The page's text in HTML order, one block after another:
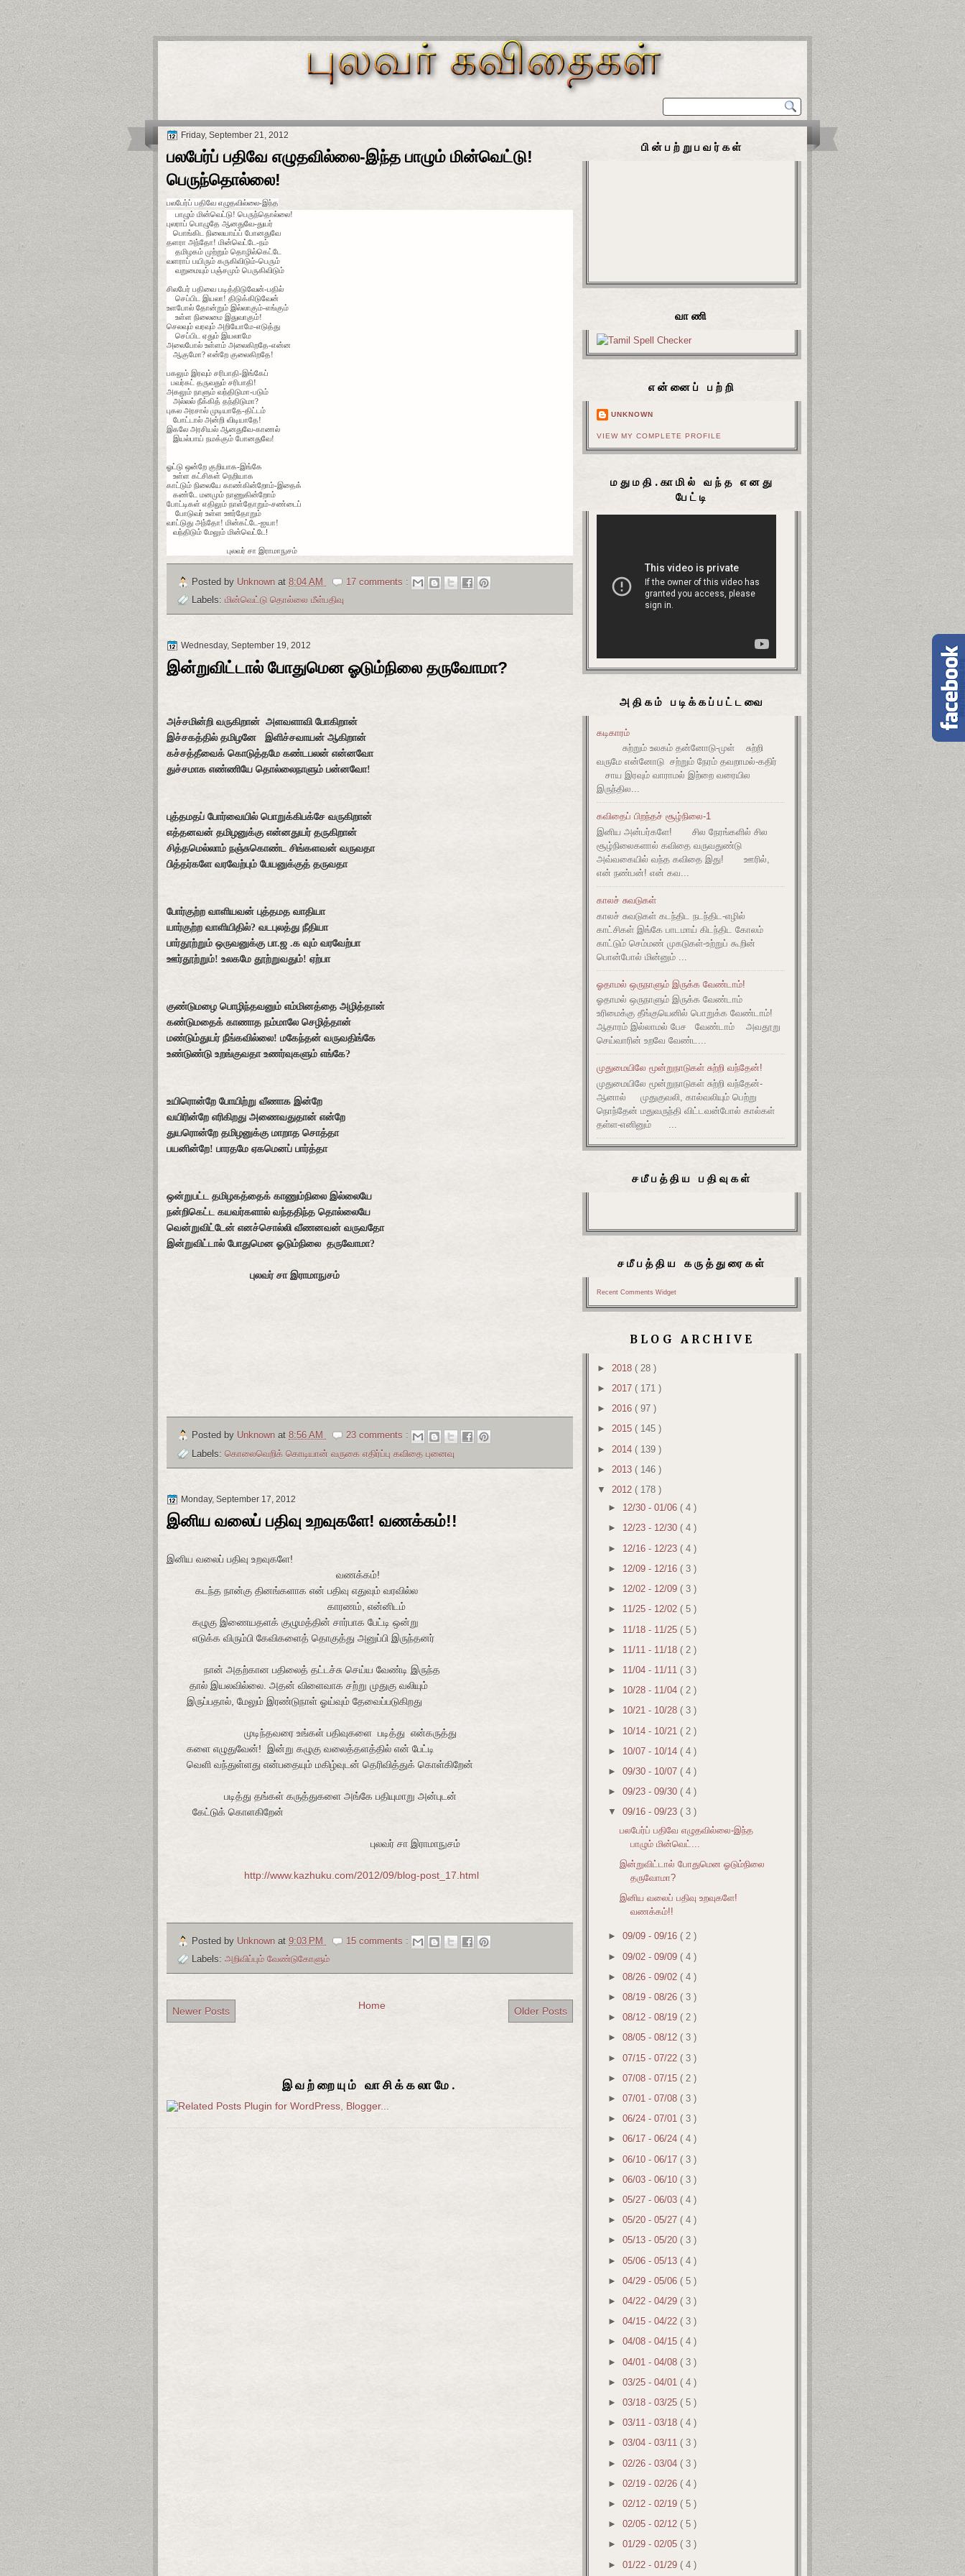
Friday, September 21, 2012
பலபேர்ப் பதிவே எழுதவில்லை-இந்த பாழும் மின்வெட்டு!
பெருந்தொல்லை!
பலபேர்ப் பதிவே எழுதவில்லை-இந்த
பாழும் மின்வெட்டு! பெருந்தொல்லை!
புலராப் பொழுதே ஆனதுவே-துயர்
பொங்கிட நிலையாய்ப் போனதுவே
தளரா அந்தோ! மின்வெட்டே-நம்
தமிழகம் முற்றும் தொழில்கெட்டே
வளராப் பயிரும் கருகிவிடும்-பெரும்
வறுமையும் பஞ்சமும் பெருகிவிடும்
சிலபேர் பதிவை படித்திடுவேன்-பதில்
செப்பிட இயலா! திடுக்கிடுவேன்
உளபோல் தோன்றும் இல்லாகும்-எங்கும்
உள்ள நிலைமை இதுவாகும்!
செலவும் வரவும் அறியோமே-எடுத்து
செப்பிட ஏதும் இயலாமே
அலைபோல் உள்ளம் அலைகிறதே-என்ன
ஆகுமோ? என்றே குலைகிறதே!
பகலும் இரவும் சரிபாதி-இங்கேப்
பவர்கட் தருவதும் சரிபாதி!
அகலும் நாளும் வந்திடுமா-படும்
அல்லல் நீக்கித் தந்திடுமா?
புகல அரசால் முடியாதே-திட்டம்
போட்டால் அன்றி விடியாதே!
இகலே அரசியல் ஆனதுவே-காணல்
இயல்பாய் நமக்கும் போனதுவே!
ஓட்டு ஒன்றே குறியாக-இங்கே
உள்ள கட்சிகள் நெறியாக
காட்டும் நிலையே காண்கின்றோம்-இதைக்
கண்டே மனமும் நாணுகின்றோம்
போட்டிகள் எதிலும் நாள்தோறும்-சண்டைப்
போடுவர் உள்ள ஊர்தோறும்
வாட்டுது அந்தோ! மின்கட்டே-ஐயா!
வந்திடும் மேலும் மின்வெட்டே !
புலவர் சா இராமாநுசம்
Posted by Unknown at 8:04 AM
17 comments :
Labels: மின்வெட்டு தொல்லை மீள்பதிவு
Wednesday, September 19, 2012
இன்றுவிட்டால் போதுமென ஓடும்நிலை தருவோமா?
அச்சமின்றி வருகிறான் அளவளாவி போகிறான்
இச்சகத்தில் தமிழனே இளிச்சவாயன் ஆகிறான்
கச்சத்தீவைக் கொடுத்தமே கண்டபலன் என்னவோ
துச்சமாக எண்ணியே தொல்லைநாளும் பன்னவோ!
புத்தமதப் போர்வையில் பொறுக்கிபக்சே வருகிறான்
எத்தனவன் தமிழனுக்கு என்னதுயர் தருகிறான்
சித்தமெல்லாம் நஞ்சுகொண்ட சிங்களவன் வருவதா
பித்தர்களே வரவேற்பும் பேயனுக்குத் தருவதா
போர்குற்ற வாளியவன் புத்தமத வாதியா
யார்குற்ற வாளியிதில்? வடபுலத்து நீதியா
பார்தூற்றும் ஒருவனுக்கு பா.ஜ .க வும் வரவேற்பா
ஊர்தூற்றும்! உலகமே தூற்றுவதும்! ஏற்பா
குண்டுமழை பொழிந்தவனும் எம்மினத்தை அழித்தான்
கண்டுமதைக் காணாத நம்மாலே செழித்தான்
மண்டும்துயர் நீங்கவில்லை! மகேந்தன் வருவதிங்கே
உண்டுண்டு உறங்குவதா உணர்வுகளும் எங்கே?
உயிரொன்றே போயிற்று வீணாக இன்றே
வயிரின்றே எரிகிறது அணைவதுதான் என்றே
துயரொன்றே தமிழனுக்கு மாறாத சொத்தா
பயனின்றே! பாரதமே ஏகமெனப் பார்த்தா
ஒன்றுபட்ட தமிழகத்தைக் காணும்நிலை இல்லையே
நன்றிகெட்ட கயவர்களால் வந்ததிந்த தொல்லையே
வென்றுவிட்டேன் எனச்சொல்லி வீணனவன் வருவதோ
இன்றுவிட்டால் போதுமென ஓடும்நிலை தருவோமா?
புலவர் சா இராமாநுசம்
Posted by Unknown at 8:56 AM
23 comments :
Labels: கொலைவெறிக் கொடியான் வருகை எதிர்ப்பு கவிதை புனைவு
Monday, September 17, 2012
இனிய வலைப் பதிவு உறவுகளே! வணக்கம்!!
இனிய வலைப் பதிவு உறவுகளே!
வணக்கம்!
கடந்த நான்கு தினங்களாக என் பதிவு எதுவும் வரவில்ல
காரணம், என்னிடம்
கழுகு இணையதளக் குழுமத்தின் சார்பாக பேட்டி ஒன்று
எடுக்க விரும்பி கேவிகளைத் தொகுத்து அனுப்பி இருந்தனர்
நான் அதற்கான பதிலைத் தட்டச்சு செய்ய வேண்டி இருந்த
தால் இயலவில்லை. அதன் விளைவாக சற்று முதுகு வலியும்
இருப்பதால், மேலும் இரண்டுநாள் ஓய்வும் தேவைப்படுகிறது
முடிந்தவரை உங்கள் பதிவுகளை படித்து என்கருத்து
களை எழுதுவேன்! இன்று கழுகு வலைத்தளத்தில் என் பேட்டி
வெளி வந்துள்ளது என்பதையும் மகிழ்வுடன் தெரிவித்துக் கொள்கிறேன்
படித்து தங்கள் கருத்துகளை அங்கே பதியுமாறு அன்புடன்
கேட்டுக் கொளகிறேன்
புலவர் சா இராமாநுசம்
http://www.kazhuku.com/2012/09/blog-post_17.html
Posted by Unknown at 9:03 PM
15 comments :
Labels: அறிவிப்பும் வேண்டுகோளும்
Newer Posts Older Posts
Home
இவற்றையும் வாசிக்கலாமே.
பின்பற்றுபவர்கள்
வாணி
என்னைப் பற்றி
UNKNOWN
VIEW MY COMPLETE PROFILE
மதுமதி.காமில் வந்த எனது
பேட்டி
அதிகம் படிக்கப்பட்டவை
கடிகாரம்
சுற்றும் உலகம் தன்னோடு-முள் சுற்றி
வருமே என்னோடு சற்றும் நேரம் தவறாமல்-கதிர்
சாய இரவும் வாராமல் இற்றை வரையில
இருந்தில...
கவிதைப் பிறந்தச் சூழ்நிலை-1
இனிய அன்பர்களே! சில நேரங்களில் சில
சூழ்நிலைகளால் கவிதை வருவதுண்டு
அவ்வகையில் வந்த கவிதை இது! ஊரில்,
என் நண்பன்! என் கவ...
காலச் சுவடுகள்
காலச் சுவடுகள் கடந்திட நடந்திட-எழில்
காட்சிகள் இங்கே பாடமாய் கிடந்திட கோலம்
காட்டும் செம்மண் முகடுகள்-உற்றுப் கூறின்
பொன்போல் மின்னும் ...
ஓதாமல் ஒருநாளும் இருக்க வேண்டாம்!
ஓதாமல் ஒருநாளும் இருக்க வேண்டாம்
உரிமைக்கு தீங்குயெனில் பொறுக்க வேண்டாம்!
ஆதாரம் இல்லாமல் பேச வேண்டாம் அவதூறு
செய்வாரின் உறவே வேண்ட...
முதுமையிலே மூன்றுநாடுகள் சுற்றி வந்தேன்!
முதுமையிலே மூன்றுநாடுகள் சுற்றி வந்தேன்-
ஆனால் முதுகுவலி, கால்வலியும் பெற்று
நொந்தேன் மதுவருந்தி விட்டவன்போல் கால்கள்
தள்ள-எனினும் ...
சமீபத்திய பதிவுகள்
சமீபத்திய கருத்துரைகள்
Recent Comments Widget
BLOG ARCHIVE
► 2018 ( 28 )
► 2017 ( 171 )
► 2016 ( 97 )
► 2015 ( 145 )
► 2014 ( 139 )
► 2013 ( 146 )
▼ 2012 ( 178 )
► 12/30 - 01/06 ( 4 )
► 12/23 - 12/30 ( 4 )
► 12/16 - 12/23 ( 4 )
► 12/09 - 12/16 ( 3 )
► 12/02 - 12/09 ( 3 )
► 11/25 - 12/02 ( 5 )
► 11/18 - 11/25 ( 5 )
► 11/11 - 11/18 ( 2 )
► 11/04 - 11/11 ( 3 )
► 10/28 - 11/04 ( 2 )
► 10/21 - 10/28 ( 3 )
► 10/14 - 10/21 ( 2 )
► 10/07 - 10/14 ( 4 )
►09/30 - 10/07 ( 4 )
►09/23 - 09/30 ( 4 )
▼09/16 - 09/23 ( 3 )
பலபேர்ப் பதிவே எழுதவில்லை-இந்த
பாழும் மின்வெட்...
இன்றுவிட்டால் போதுமென ஓடும்நிலை
தருவோமா?
இனிய வலைப் பதிவு உறவுகளே!
வணக்கம்!!
►09/09 - 09/16 ( 2 )
►09/02 - 09/09 ( 4 )
►08/26 - 09/02 ( 4 )
►08/19 - 08/26 ( 3 )
►08/12 - 08/19 ( 2 )
►08/05 - 08/12 ( 3 )
►07/15 - 07/22 ( 3 )
►07/08 - 07/15 ( 2 )
►07/01 - 07/08 ( 3 )
►06/24 - 07/01 ( 3 )
►06/17 - 06/24 ( 4 )
►06/10 - 06/17 ( 3 )
►06/03 - 06/10 ( 3 )
►05/27 - 06/03 ( 4 )
►05/20 - 05/27 ( 4 )
►05/13 - 05/20 ( 3 )
►05/06 - 05/13 ( 4 )
►04/29 - 05/06 ( 5 )
►04/22 - 04/29 ( 3 )
►04/15 - 04/22 ( 3 )
►04/08 - 04/15 ( 4 )
►04/01 - 04/08 ( 3 )
►03/25 - 04/01 ( 4 )
►03/18 - 03/25 ( 5 )
►03/11 - 03/18 ( 4 )
►03/04 - 03/11 ( 3 )
►02/26 - 03/04 ( 3 )
►02/19 - 02/26 ( 4 )
►02/12 - 02/19 ( 5 )
►02/05 - 02/12 ( 5 )
►01/29 - 02/05 ( 3 )
►01/22 - 01/29 ( 4 )